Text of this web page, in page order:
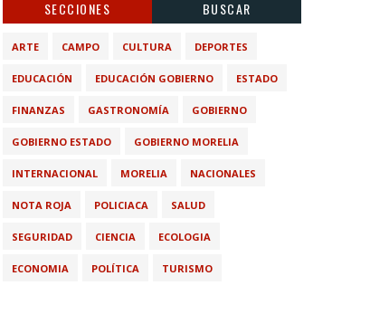
SECCIONES BUSCAR
ARTE CAMPO CULTURA DEPORTES
EDUCACIÓN EDUCACIÓN GOBIERNO ESTADO
FINANZAS GASTRONOMÍA GOBIERNO
GOBIERNO ESTADO GOBIERNO MORELIA
INTERNACIONAL MORELIA NACIONALES
NOTA ROJA POLICIACA SALUD
SEGURIDAD CIENCIA ECOLOGIA
ECONOMIA POLÍTICA TURISMO